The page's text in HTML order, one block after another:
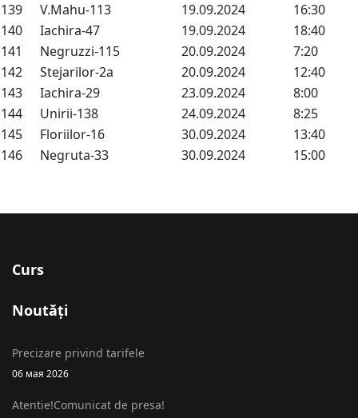
139
V.Mahu-113 19.09.2024
16:30
140
Iachira-47 19.09.2024
18:40
141
Negruzzi-115 20.09.2024
7:20
142
Stejarilor-2a 20.09.2024
12:40
143
Iachira-29 23.09.2024
8:00
144
Unirii-138 24.09.2024
8:25
145
Floriilor-16 30.09.2024
13:40
146
Negruta-33 30.09.2024 15:00
Curs
Noutăți
Precizare privind tarifele
06 мая 2026
Atentie!Comunicat de presa!